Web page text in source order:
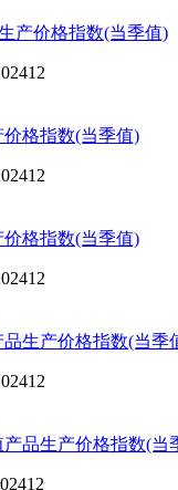
产价格指数(当季值)
格指数(当季值)
格指数(当季值)
生产价格指数(当季
品生产价格指数(当